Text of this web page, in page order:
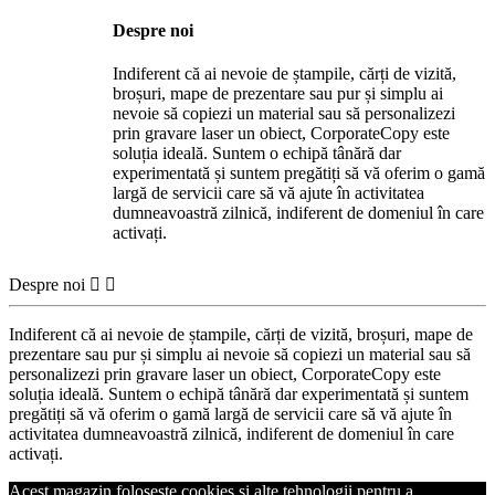
Despre noi
Indiferent că ai nevoie de ștampile, cărți de vizită,
broșuri, mape de prezentare sau pur și simplu ai
nevoie să copiezi un material sau să personalizezi
prin gravare laser un obiect, CorporateCopy este
soluția ideală. Suntem o echipă tânără dar
experimentată și suntem pregătiți să vă oferim o gamă
largă de servicii care să vă ajute în activitatea
dumneavoastră zilnică, indiferent de domeniul în care
activați.
Despre noi  
Indiferent că ai nevoie de ștampile, cărți de vizită, broșuri, mape de
prezentare sau pur și simplu ai nevoie să copiezi un material sau să
personalizezi prin gravare laser un obiect, CorporateCopy este
soluția ideală. Suntem o echipă tânără dar experimentată și suntem
pregătiți să vă oferim o gamă largă de servicii care să vă ajute în
activitatea dumneavoastră zilnică, indiferent de domeniul în care
activați.